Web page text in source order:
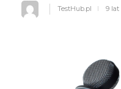
TestHub.pl 9 lat